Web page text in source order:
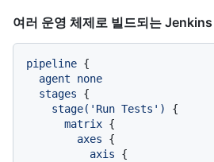
여러 운영 체제로 빌드되는
pipeline {
agent
none
stages {
stage('Run Tests')
{
matrix {
axes {
axis {